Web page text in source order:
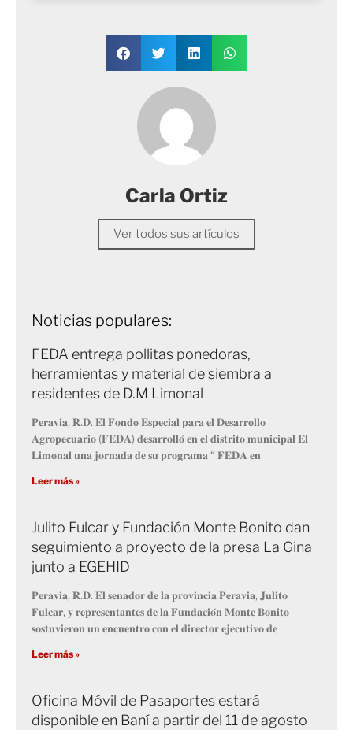
Carla Ortiz
Ver todos sus artículos
Noticias populares:
FEDA entrega pollitas ponedoras,
herramientas y material de siembra a
residentes de D.M Limonal
𝐏𝐞𝐫𝐚𝐯𝐢𝐚, 𝐑.𝐃. 𝐄𝐥 𝐅𝐨𝐧𝐝𝐨 𝐄𝐬𝐩𝐞𝐜𝐢𝐚𝐥 𝐩𝐚𝐫𝐚 𝐞𝐥 𝐃𝐞𝐬𝐚𝐫𝐫𝐨𝐥𝐥𝐨
𝐀𝐠𝐫𝐨𝐩𝐞𝐜𝐮𝐚𝐫𝐢𝐨 (𝐅𝐄𝐃𝐀) 𝐝𝐞𝐬𝐚𝐫𝐫𝐨𝐥𝐥𝐨́ 𝐞𝐧 𝐞𝐥 𝐝𝐢𝐬𝐭𝐫𝐢𝐭𝐨 𝐦𝐮𝐧𝐢𝐜𝐢𝐩𝐚𝐥 𝐄𝐥
𝐋𝐢𝐦𝐨𝐧𝐚𝐥 𝐮𝐧𝐚 𝐣𝐨𝐫𝐧𝐚𝐝𝐚 𝐝𝐞 𝐬𝐮 𝐩𝐫𝐨𝐠𝐫𝐚𝐦𝐚 “ 𝐅𝐄𝐃𝐀 𝐞𝐧
Leer más »
Julito Fulcar y Fundación Monte Bonito dan
seguimiento a proyecto de la presa La Gina
junto a EGEHID
𝐏𝐞𝐫𝐚𝐯𝐢𝐚, 𝐑.𝐃. 𝐄𝐥 𝐬𝐞𝐧𝐚𝐝𝐨𝐫 𝐝𝐞 𝐥𝐚 𝐩𝐫𝐨𝐯𝐢𝐧𝐜𝐢𝐚 𝐏𝐞𝐫𝐚𝐯𝐢𝐚, 𝐉𝐮𝐥𝐢𝐭𝐨
𝐅𝐮𝐥𝐜𝐚𝐫, 𝐲 𝐫𝐞𝐩𝐫𝐞𝐬𝐞𝐧𝐭𝐚𝐧𝐭𝐞𝐬 𝐝𝐞 𝐥𝐚 𝐅𝐮𝐧𝐝𝐚𝐜𝐢𝐨́𝐧 𝐌𝐨𝐧𝐭𝐞 𝐁𝐨𝐧𝐢𝐭𝐨
𝐬𝐨𝐬𝐭𝐮𝐯𝐢𝐞𝐫𝐨𝐧 𝐮𝐧 𝐞𝐧𝐜𝐮𝐞𝐧𝐭𝐫𝐨 𝐜𝐨𝐧 𝐞𝐥 𝐝𝐢𝐫𝐞𝐜𝐭𝐨𝐫 𝐞𝐣𝐞𝐜𝐮𝐭𝐢𝐯𝐨 𝐝𝐞
Leer más »
Oficina Móvil de Pasaportes estará
disponible en Baní a partir del 11 de agosto